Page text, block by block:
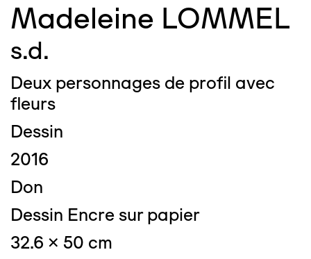
Madeleine LOMMEL
s.d.
Deux personnages de profil avec
fleurs
Dessin
2016
Don
Dessin Encre sur papier
32.6 x 50 cm